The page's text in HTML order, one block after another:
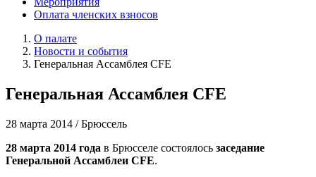
Оплата членских взносов
О палате
Новости и события
Генеральная Ассамблея CFE
Генеральная Ассамблея CFE
28 марта 2014 / Брюссель
28 марта 2014 года в Брюсселе состоялось заседание
Генеральной Ассамблеи CFE.